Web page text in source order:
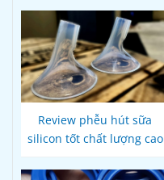
Review phễu hút sữa
silicon tốt chất lượng cao